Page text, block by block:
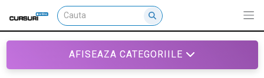
AFISEAZA CATEGORIILE